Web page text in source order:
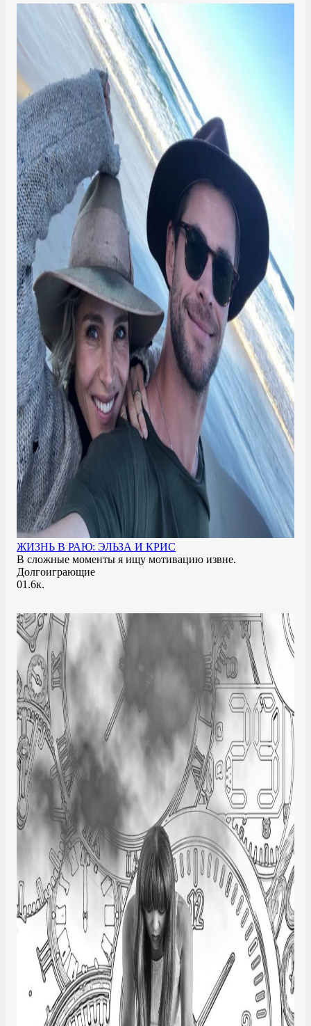
ЖИЗНЬ В РАЮ: ЭЛЬЗА И КРИС
В сложные моменты я ищу мотивацию извне.
Долгоиграющие
01.6к.